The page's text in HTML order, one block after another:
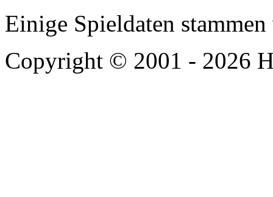
Einige Spieldaten
Copyright © 2001 - 2026